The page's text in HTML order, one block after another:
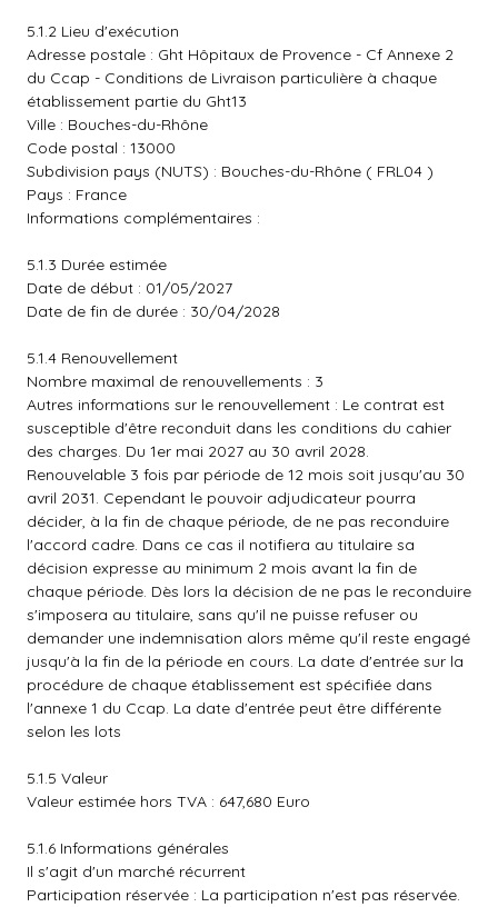
5.1.2 Lieu d'exécution
Adresse postale : Ght Hôpitaux de Provence - Cf Annexe 2
du Ccap - Conditions de Livraison particulière à chaque
établissement partie du Ght13
Ville : Bouches-du-Rhône
Code postal : 13000
Subdivision pays (NUTS) : Bouches-du-Rhône ( FRL04 )
Pays : France
Informations complémentaires :
5.1.3 Durée estimée
Date de début : 01/05/2027
Date de fin de durée : 30/04/2028
5.1.4 Renouvellement
Nombre maximal de renouvellements : 3
Autres informations sur le renouvellement : Le contrat est
susceptible d'être reconduit dans les conditions du cahier
des charges. Du 1er mai 2027 au 30 avril 2028.
Renouvelable 3 fois par période de 12 mois soit jusqu'au 30
avril 2031. Cependant le pouvoir adjudicateur pourra
décider, à la fin de chaque période, de ne pas reconduire
l'accord cadre. Dans ce cas il notifiera au titulaire sa
décision expresse au minimum 2 mois avant la fin de
chaque période. Dès lors la décision de ne pas le reconduire
s'imposera au titulaire, sans qu'il ne puisse refuser ou
demander une indemnisation alors même qu'il reste engagé
jusqu'à la fin de la période en cours. La date d'entrée sur la
procédure de chaque établissement est spécifiée dans
l'annexe 1 du Ccap. La date d'entrée peut être différente
selon les lots
5.1.5 Valeur
Valeur estimée hors TVA : 647,680 Euro
5.1.6 Informations générales
Il s'agit d'un marché récurrent
Participation réservée : La participation n'est pas réservée.